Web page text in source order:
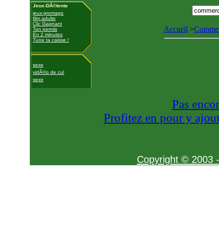
Jeux-DÃ©tente
jeux-gromago
film adulte
Clic Gagnant
Ton permis
En 2 minutes
Tune ta caisse !
sexe
vidÃ©o de cul
sexe
Accueil >
Pas
Profitez en pour y
Copyright © 2003